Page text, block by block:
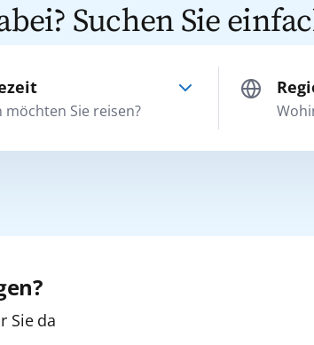
Suchen Sie
möchten Sie reisen?
Sie da